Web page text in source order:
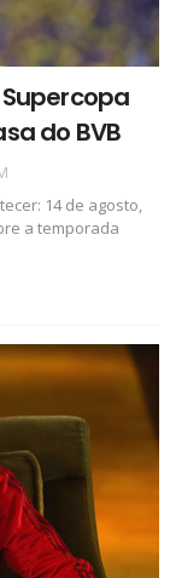
do BVB
14 de agosto,
a temporada